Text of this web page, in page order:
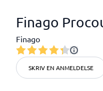
Finago
Finago
SKRIV EN ANMELDELSE